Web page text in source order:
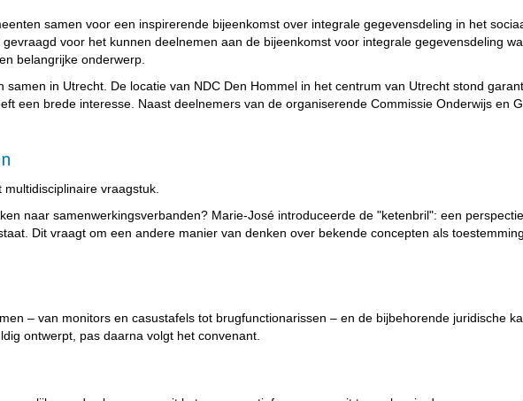
samen voor een inspirerende bijeenkomst over integrale gegevensdeling in het
voor het kunnen deelnemen aan de bijeenkomst voor integrale gegevensdeling
belangrijke onderwerp.
in Utrecht. De locatie van NDC Den Hommel in het centrum van Utrecht stond
een brede interesse. Naast deelnemers van de organiserende Commissie Onderwijs en
vraagstuk.
naar samenwerkingsverbanden? Marie-José introduceerde de "ketenbril": een
Dit vraagt om een andere manier van denken over bekende concepten als toestemming,
– van monitors en casustafels tot brugfunctionarissen – en de bijbehorende juridische
ontwerpt, pas daarna volgt het convenant.